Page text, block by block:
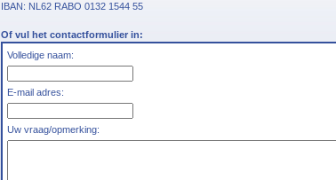
IBAN: NL62 RABO 0132 1544 55
Of vul het contactformulier in:
Volledige naam:
E-mail adres:
Uw vraag/opmerking: